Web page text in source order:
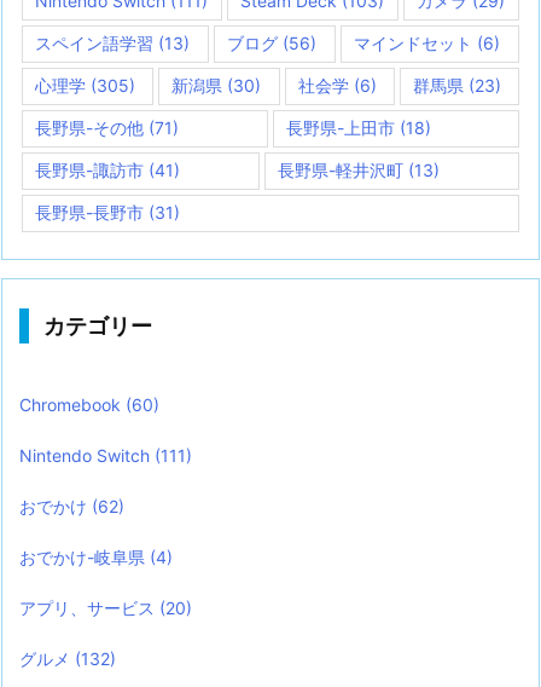
スペイン語学習 (13) ブログ (56) マインドセット (6)
心理学 (305) 新潟県 (30) 社会学(6) 群馬県 (23)
長野県-その他 (71) 長野県-上田市(18)
長野県-諏訪市 (41) 長野県-軽井沢町 (13)
長野県-長野市 (31)
カテゴリー
Chromebook (60)
Nintendo Switch (111)
おでかけ (62)
おでかけ-岐阜県 (4)
アプリ、サービス (20)
グルメ (132)